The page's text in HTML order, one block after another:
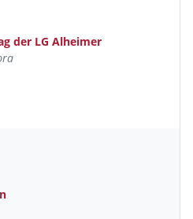
der LG Alheimer